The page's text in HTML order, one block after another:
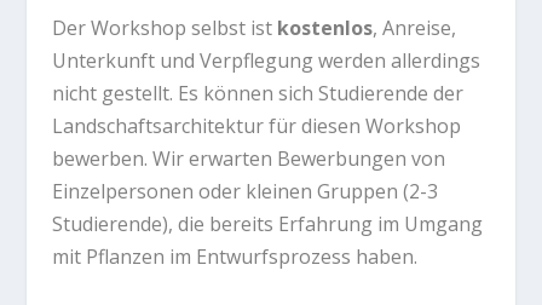
Der Workshop selbst ist kostenlos, Anreise,
Unterkunft und Verpflegung werden allerdings
nicht gestellt. Es können sich Studierende der
Landschaftsarchitektur für diesen Workshop
bewerben. Wir erwarten Bewerbungen von
Einzelpersonen oder kleinen Gruppen (2-3
Studierende), die bereits Erfahrung im Umgang
mit Pflanzen im Entwurfsprozess haben.